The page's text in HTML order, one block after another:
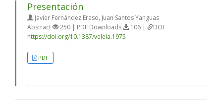
Presentación
Javier Fernández Eraso, Juan Santos Yanguas
Abstract
250 | PDF Downloads 106 |
DOI
https://doi.org/10.1387/veleia.1975
PDF